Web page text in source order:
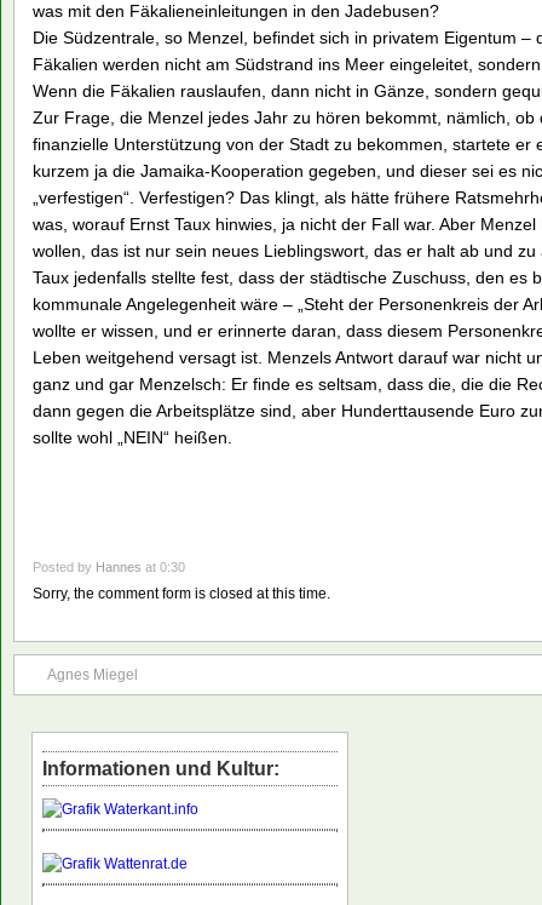
was mit den Fäkalieneinleitungen in den Jadebusen?
Die Südzentrale, so Menzel, befindet sich in privatem Eigentum
Fäkalien werden nicht am Südstrand ins Meer eingeleitet,
Wenn die Fäkalien rauslaufen, dann nicht in Gänze, sondern
Zur Frage, die Menzel jedes Jahr zu hören bekommt, nämlich,
finanzielle Unterstützung von der Stadt zu bekommen, startete er
kurzem ja die Jamaika-Kooperation gegeben, und dieser sei es
„verfestigen“. Verfestigen? Das klingt, als hätte frühere
was, worauf Ernst Taux hinwies, ja nicht der Fall war. Aber
wollen, das ist nur sein neues Lieblingswort, das er halt ab und
Taux jedenfalls stellte fest, dass der städtische Zuschuss, den es
kommunale Angelegenheit wäre – „Steht der Personenkreis der
wollte er wissen, und er erinnerte daran, dass diesem
Leben weitgehend versagt ist. Menzels Antwort darauf war nicht
ganz und gar Menzelsch: Er finde es seltsam, dass die, die die
dann gegen die Arbeitsplätze sind, aber Hunderttausende Euro
sollte wohl „NEIN“ heißen.
Posted by Hannes at 0:30
Sorry, the comment form is closed at this time.
Agnes Miegel
Informationen und Kultur: